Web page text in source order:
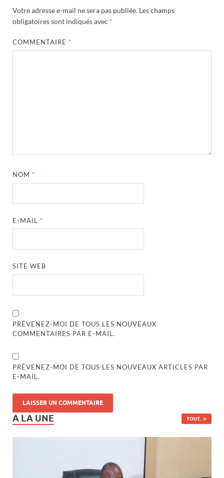
Votre adresse e-mail ne sera pas publiée. Les champs
obligatoires sont indiqués avec *
COMMENTAIRE *
NOM *
E-MAIL *
SITE WEB
PRÉVENEZ-MOI DE TOUS LES NOUVEAUX
COMMENTAIRES PAR E-MAIL.
PRÉVENEZ-MOI DE TOUS LES NOUVEAUX ARTICLES PAR
E-MAIL.
A LA UNE TOUT..